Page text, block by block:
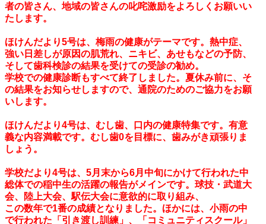
者の皆さん、地域の皆さんの叱咤激励をよろしくお願いい
たします。
ほけんだより5号は、梅雨の健康がテーマです。熱中症、
強い日差しが原因の肌荒れ、ニキビ、あせもなどの予防、
そして歯科検診の結果を受けての受診の勧め。
学校での健康診断もすべて終了しました。夏休み前に、そ
の結果をお知らせしますので、通院のためのご協力をお願
いします。
ほけんだより4号は、むし歯、口内の健康特集です。有意
義な内容満載です。むし歯0を目標に、歯みがき頑張りま
しょう。
学校だより4号は、5月末から6月中旬にかけて行われた中
総体での稲中生の活躍の報告がメインです。球技・武道大
会、陸上大会、駅伝大会に意欲的に取り組み、
この数年で1番の成績となりました。ほかには、小雨の中
で行われた「引き渡し訓練」、「コミュニティスクール」